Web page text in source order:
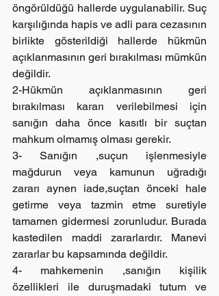
öngörüldüğü hallerde uygulanabilir. Suç
karşılığında hapis ve adli para cezasının
birlikte gösterildiği hallerde hükmün
açıklanmasının geri bırakılması mümkün
değildir.
2-Hükmün açıklanmasının geri
bırakılması kararı verilebilmesi için
sanığın daha önce kasıtlı bir suçtan
mahkum olmamış olması gerekir.
3- Sanığın ,suçun işlenmesiyle
mağdurun veya kamunun uğradığı
zararı aynen iade,suçtan önceki hale
getirme veya tazmin etme suretiyle
tamamen gidermesi zorunludur. Burada
kastedilen maddi zararlardır. Manevi
zararlar bu kapsamında değildir.
4- mahkemenin ,sanığın kişilik
özellikleri ile duruşmadaki tutum ve